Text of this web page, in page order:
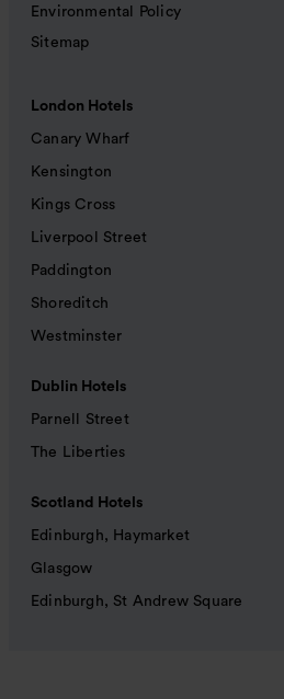
Environmental Policy
Sitemap
London Hotels
Canary Wharf
Kensington
Kings Cross
Liverpool Street
Paddington
Shoreditch
Westminster
Dublin Hotels
Parnell Street
The Liberties
Scotland Hotels
Edinburgh, Haymarket
Glasgow
Edinburgh, St Andrew Square